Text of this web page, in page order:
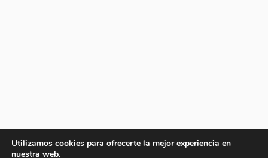
Utilizamos cookies para ofrecerte la mejor experiencia en
nuestra web.